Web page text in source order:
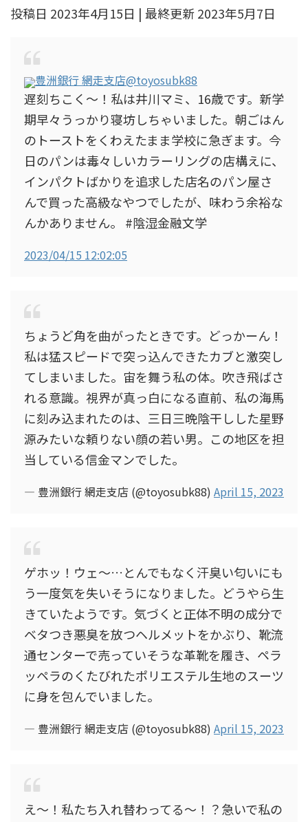
投稿日 2023年4月15日 | 最終更新 2023年5月7日
豊洲銀行 網走支店@toyosubk88
遅刻ちこく～！私は井川マミ、16歳です。新学
期早々うっかり寝坊しちゃいました。朝ごはん
のトーストをくわえたまま学校に急ぎます。今
日のパンは毒々しいカラーリングの店構えに、
インパクトばかりを追求した店名のパン屋さ
んで買った高級なやつでしたが、味わう余裕な
んかありません。 #陰湿金融文学
2023/04/15 12:02:05
ちょうど角を曲がったときです。どっかーん！
私は猛スピードで突っ込んできたカブと激突し
てしまいました。宙を舞う私の体。吹き飛ばさ
れる意識。視界が真っ白になる直前、私の海馬
に刻み込まれたのは、三日三晩陰干しした星野
源みたいな頼りない顔の若い男。この地区を担
当している信金マンでした。
— 豊洲銀行 網走支店 (@toyosubk88) April 15, 2023
ゲホッ！ウェ～…とんでもなく汗臭い匂いにも
う一度気を失いそうになりました。どうやら生
きていたようです。気づくと正体不明の成分で
ベタつき悪臭を放つヘルメットをかぶり、靴流
通センターで売っていそうな革靴を履き、ペラ
ッペラのくたびれたポリエステル生地のスーツ
に身を包んでいました。
— 豊洲銀行 網走支店 (@toyosubk88) April 15, 2023
え〜！私たち入れ替わってる〜！？急いで私の